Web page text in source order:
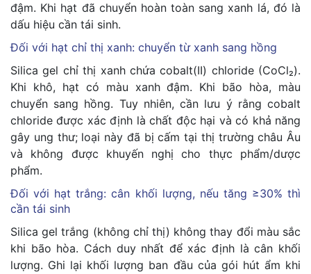
đậm. Khi hạt đã chuyển hoàn toàn sang xanh lá, đó là
dấu hiệu cần tái sinh.
Đối với hạt chỉ thị xanh: chuyển từ xanh sang hồng
Silica gel chỉ thị xanh chứa cobalt(II) chloride (CoCl₂).
Khi khô, hạt có màu xanh đậm. Khi bão hòa, màu
chuyển sang hồng. Tuy nhiên, cần lưu ý rằng cobalt
chloride được xác định là chất độc hại và có khả năng
gây ung thư; loại này đã bị cấm tại thị trường châu Âu
và không được khuyến nghị cho thực phẩm/dược
phẩm.
Đối với hạt trắng: cân khối lượng, nếu tăng ≥30% thì
cần tái sinh
Silica gel trắng (không chỉ thị) không thay đổi màu sắc
khi bão hòa. Cách duy nhất để xác định là cân khối
lượng. Ghi lại khối lượng ban đầu của gói hút ẩm khi